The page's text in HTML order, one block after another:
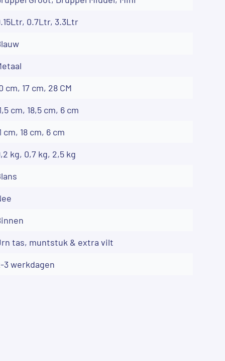
0.7Ltr, 3.3Ltr
cm, 17 cm, 28 CM
cm, 18,5 cm, 6 cm
cm, 18 cm, 6 cm
kg, 0,7 kg, 2,5 kg
tas, muntstuk & extra vilt
3 werkdagen